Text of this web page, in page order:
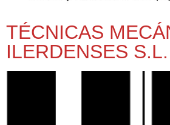
TÉCNICAS
ILERDENSES S.L.